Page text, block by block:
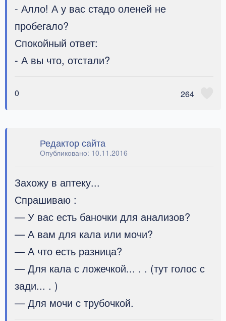
- Алло! А у вас стадо оленей не
пробегало?
Спокойный ответ:
- А вы что, отстали?
0 264
Редактор сайта
Опубликовано: 10.11.2016
Захожу в аптеку...
Спрашиваю :
— У вас есть баночки для анализов?
— А вам для кала или мочи?
— А что есть разница?
— Для кала с ложечкой... . . (тут голос с
зади... . )
— Для мочи с трубочкой.